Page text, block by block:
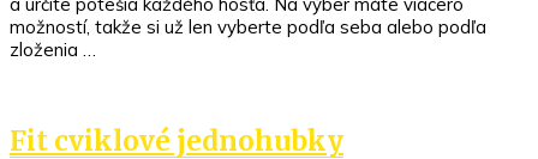
možností, takže si už len vyberte podľa seba alebo podľa
zloženia …
Fit cviklové jednohubky